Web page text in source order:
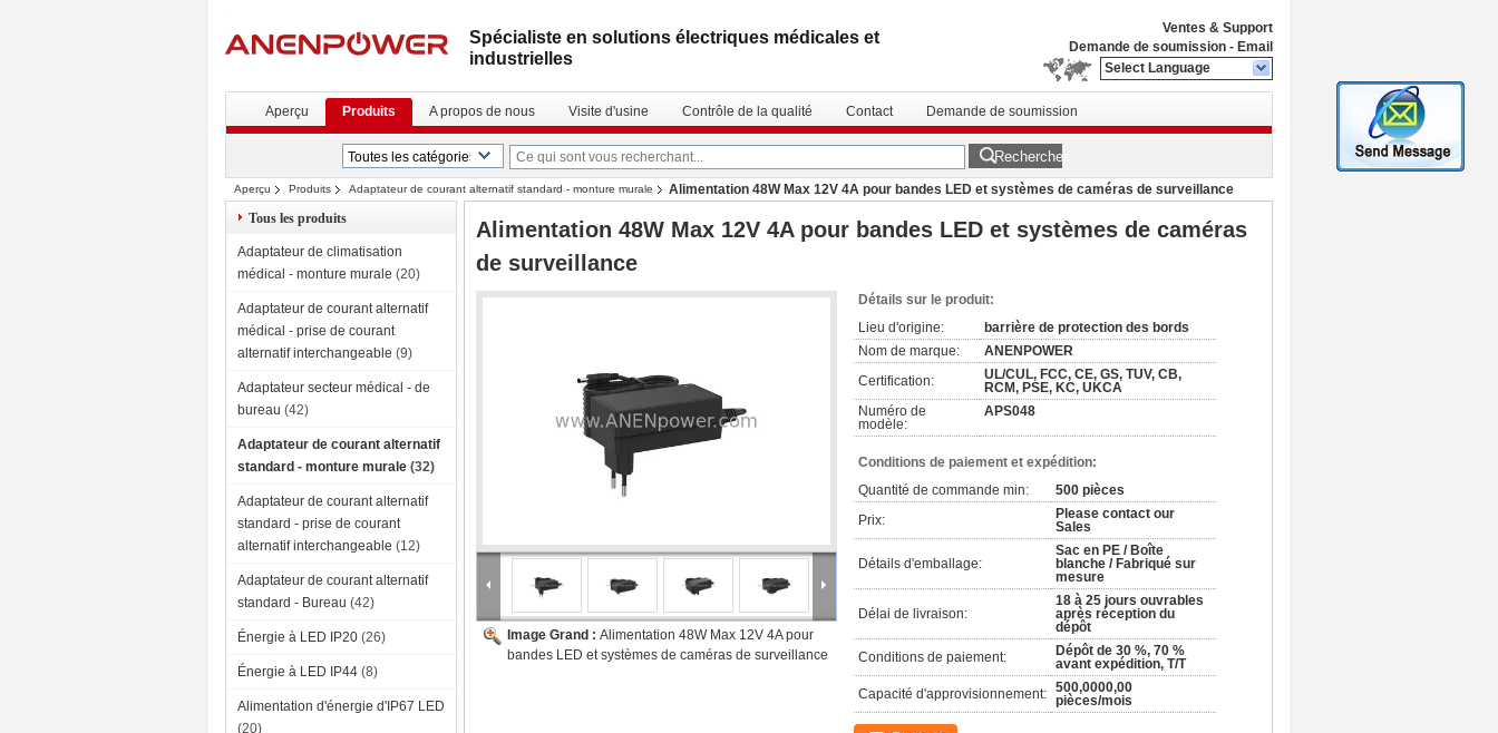
Spécialiste en solutions électriques médicales et
industrielles
Ventes & Support
Demande de soumission - Email
Select Language
Aperçu Produits A propos de nous Visite d'usine Contrôle de la qualité Contact Demande de soumission
Rechercher
Aperçu Produits Adaptateur de courant alternatif standard - monture murale
Alimentation 48W Max 12V 4A pour bandes LED et systèmes de caméras de surveillance
Tous les produits
Adaptateur de climatisation
médical - monture murale (20)
Adaptateur de courant alternatif
médical - prise de courant
alternatif interchangeable (9)
Adaptateur secteur médical - de
bureau (42)
Adaptateur de courant alternatif
standard - monture murale (32)
Adaptateur de courant alternatif
standard - prise de courant
alternatif interchangeable (12)
Adaptateur de courant alternatif
standard - Bureau (42)
Énergie à LED IP20 (26)
Énergie à LED IP44 (8)
Alimentation d'énergie d'IP67 LED
(20)
Alimentation 48W Max 12V 4A pour bandes LED et systèmes de caméras
de surveillance
Image Grand : Alimentation 48W Max 12V 4A pour
bandes LED et systèmes de caméras de surveillance
Détails sur le produit:
Lieu d'origine:
barrière de protection des bords
Nom de marque:
ANENPOWER
Certification:
UL/CUL, FCC, CE, GS, TUV, CB,
RCM, PSE, KC, UKCA
Numéro de
modèle:
APS048
Conditions de paiement et expédition:
Quantité de commande min:
500 pièces
Prix:
Please contact our
Sales
Détails d'emballage:
Sac en PE / Boîte
blanche / Fabriqué sur
mesure
Délai de livraison:
18 à 25 jours ouvrables
après réception du
dépôt
Conditions de paiement:
Dépôt de 30 %, 70 %
avant expédition, T/T
Capacité d'approvisionnement: 500,0000,00
pièces/mois